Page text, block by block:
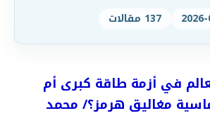
137 مقالات
في أزمة طاقة كبرى أم
مغاليق هرمز؟/ محمد